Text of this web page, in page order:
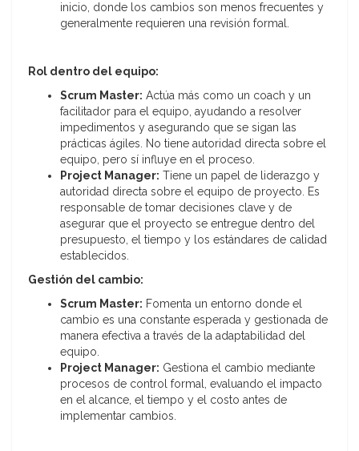
inicio, donde los cambios son menos frecuentes y
generalmente requieren una revisión formal.
Rol dentro del equipo:
Scrum Master: Actúa más como un coach y un
facilitador para el equipo, ayudando a resolver
impedimentos y asegurando que se sigan las
prácticas ágiles. No tiene autoridad directa sobre el
equipo, pero sí influye en el proceso.
Project Manager: Tiene un papel de liderazgo y
autoridad directa sobre el equipo de proyecto. Es
responsable de tomar decisiones clave y de
asegurar que el proyecto se entregue dentro del
presupuesto, el tiempo y los estándares de calidad
establecidos.
Gestión del cambio:
Scrum Master: Fomenta un entorno donde el
cambio es una constante esperada y gestionada de
manera efectiva a través de la adaptabilidad del
equipo.
Project Manager: Gestiona el cambio mediante
procesos de control formal, evaluando el impacto
en el alcance, el tiempo y el costo antes de
implementar cambios.